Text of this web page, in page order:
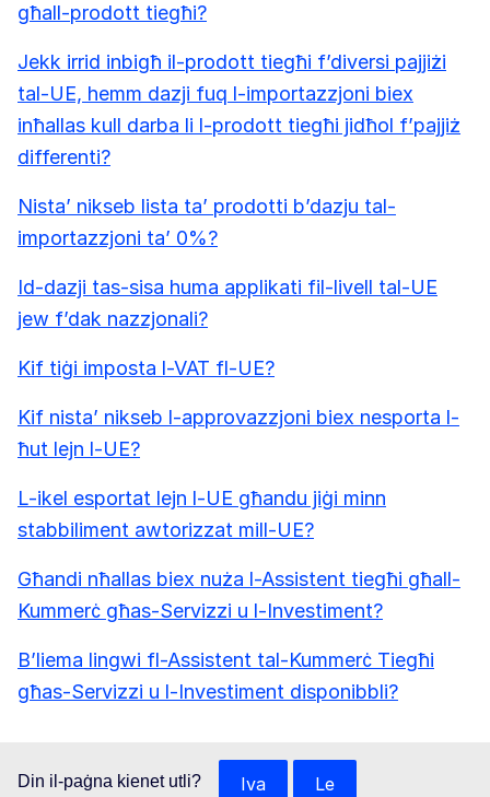
għall-prodott tiegħi?
Jekk irrid inbigħ il-prodott tiegħi f’diversi pajjiżi
tal-UE, hemm dazji fuq l-importazzjoni biex
inħallas kull darba li l-prodott tiegħi jidħol f’pajjiż
differenti?
Nista’ nikseb lista ta’ prodotti b’dazju tal-
importazzjoni ta’ 0%?
Id-dazji tas-sisa huma applikati fil-livell tal-UE
jew f’dak nazzjonali?
Kif tiġi imposta l-VAT fl-UE?
Kif nista’ nikseb l-approvazzjoni biex nesporta l-
ħut lejn l-UE?
L-ikel esportat lejn l-UE għandu jiġi minn
stabbiliment awtorizzat mill-UE?
Għandi nħallas biex nuża l-Assistent tiegħi għall-
Kummerċ għas-Servizzi u l-Investiment?
B’liema lingwi fl-Assistent tal-Kummerċ Tiegħi
għas-Servizzi u l-Investiment disponibbli?
Din il-paġna kienet utli? Iva Le